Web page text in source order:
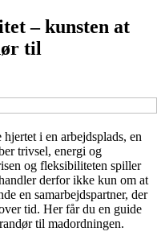
– kunsten at
til
i en arbejdsplads, en
trivsel, energi og
og fleksibiliteten spiller
derfor ikke kun om at
en samarbejdspartner, der
tid. Her får du en guide
til madordningen.